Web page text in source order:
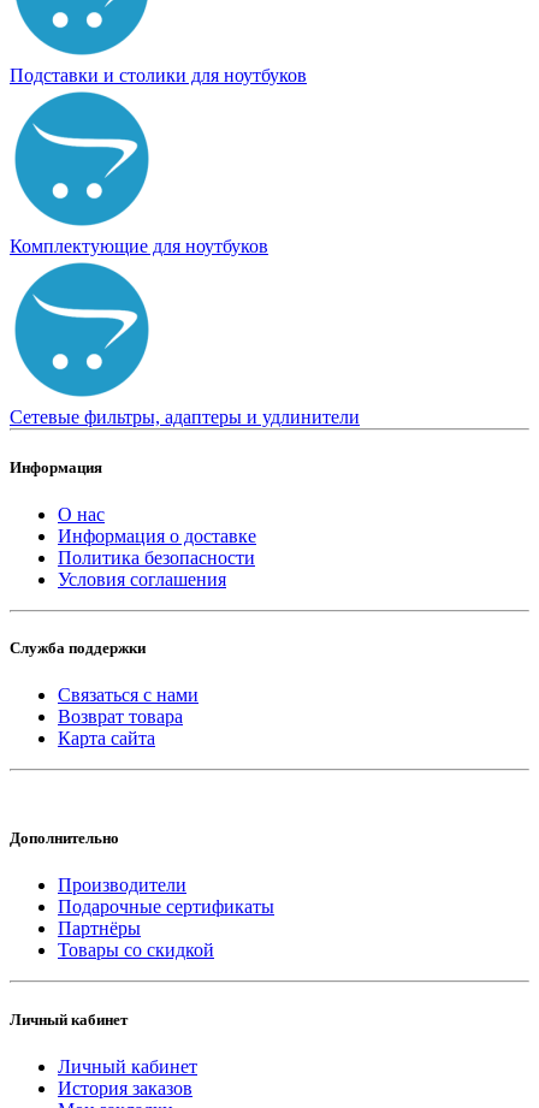
Подставки и столики для ноутбуков
Комплектующие для ноутбуков
Сетевые фильтры, адаптеры и удлинители
Информация
О нас
Информация о доставке
Политика безопасности
Условия соглашения
Служба поддержки
Связаться с нами
Возврат товара
Карта сайта
Дополнительно
Производители
Подарочные сертификаты
Партнёры
Товары со скидкой
Личный кабинет
Личный кабинет
История заказов